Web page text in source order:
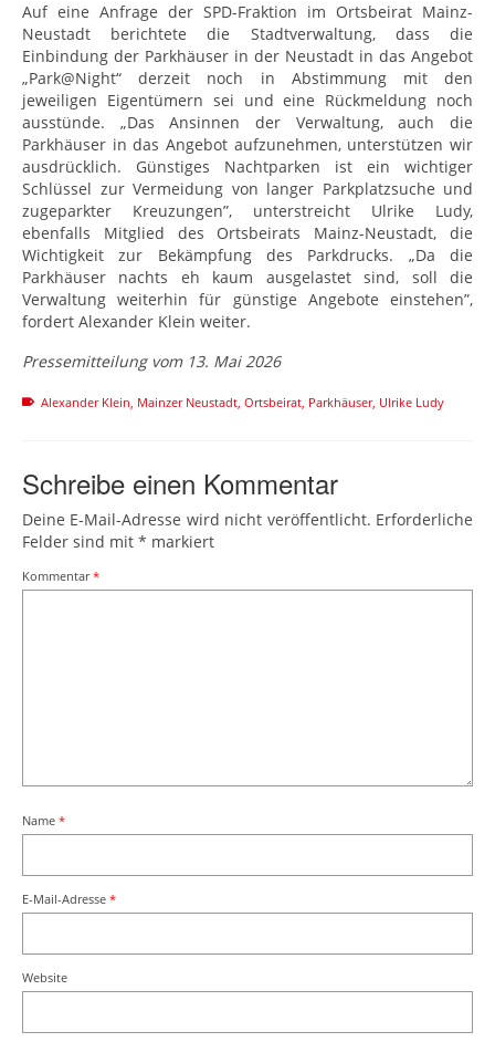
Auf eine Anfrage der SPD-Fraktion im Ortsbeirat Mainz-
Neustadt berichtete die Stadtverwaltung, dass die
Einbindung der Parkhäuser in der Neustadt in das Angebot
„Park@Night“ derzeit noch in Abstimmung mit den
jeweiligen Eigentümern sei und eine Rückmeldung noch
ausstünde. „Das Ansinnen der Verwaltung, auch die
Parkhäuser in das Angebot aufzunehmen, unterstützen wir
ausdrücklich. Günstiges Nachtparken ist ein wichtiger
Schlüssel zur Vermeidung von langer Parkplatzsuche und
zugeparkter Kreuzungen”, unterstreicht Ulrike Ludy,
ebenfalls Mitglied des Ortsbeirats Mainz-Neustadt, die
Wichtigkeit zur Bekämpfung des Parkdrucks. „Da die
Parkhäuser nachts eh kaum ausgelastet sind, soll die
Verwaltung weiterhin für günstige Angebote einstehen”,
fordert Alexander Klein weiter.
Pressemitteilung vom 13. Mai 2026
Alexander Klein, Mainzer Neustadt, Ortsbeirat, Parkhäuser, Ulrike Ludy
Schreibe einen Kommentar
Deine E-Mail-Adresse wird nicht veröffentlicht. Erforderliche
Felder sind mit * markiert
Kommentar*
Name *
E-Mail-Adresse *
Website